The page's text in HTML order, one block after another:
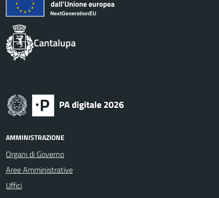
Cantalupa
AMMINISTRAZIONE
Organi di Governo
Aree Amministrative
Uffici